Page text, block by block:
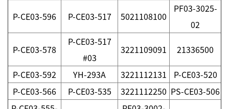
P-CE03-596 P-CE03-517 5021108100
PF03-3025-
02
P-CE03-578
P-CE03-517
#03
3221109091 21336500
P-CE03-592 YH-293A 3221112131
P-CE03-520
P-CE03-566
P-CE03-535 3221112250 PS-CE03-506